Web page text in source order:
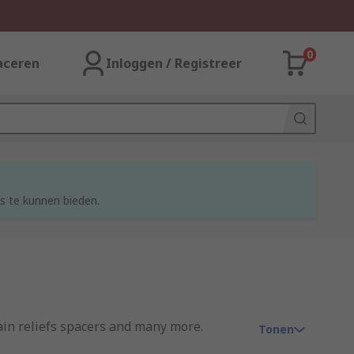
Inloggen / Registreer
0
te kunnen bieden.
reliefs spacers and many more. Tonen